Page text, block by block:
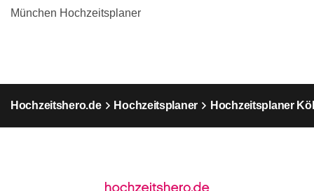
München Hochzeitsplaner
Hochzeitshero.de Hochzeitsplaner Hochzeitsplaner